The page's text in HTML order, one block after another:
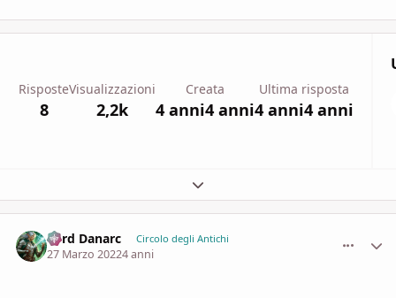
Risposte
8
Visualizzazioni
2,2k
Creata
4 anni4 anni
Ultima risposta
4 anni4 anni
Espandi panoramica del topic
Lord Danarc Circolo degli Antichi
27 Marzo 20224 anni